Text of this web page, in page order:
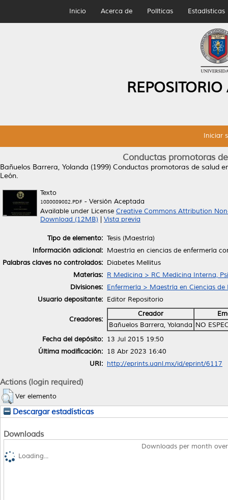
Inicio Acerca de Políticas Estadísticas
Iniciar
Conductas promotoras
Bañuelos Barrera, Yolanda (1999) Conductas promotoras de salud
León.
Texto
1080089082.PDF - Versión Aceptada
Available under License Creative Commons Attribution
Download (12MB)
Vista previa
Tipo de elemento: Tesis (Maestría)
Información adicional: Maestría en ciencias de enfermería
Palabras claves no controlados: Diabetes Mellitus
Materias: R Medicina > RC Medicina Interna,
Divisiones: Enfermería > Maestría en Ciencias de
Usuario depositante: Editor Repositorio
Creadores:
Creador
Bañuelos Barrera, Yolanda NO
Fecha del depósito: 13 Jul 2015 19:50
Última modificación: 18 Abr 2023 16:40
URI: http://eprints.uanl.mx/id/eprint/6117
Actions (login required)
Ver elemento
Descargar estadísticas
Downloads
Downloads per month
Loading...